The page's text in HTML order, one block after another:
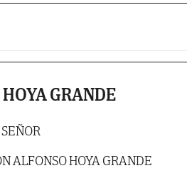
GRANDE
ALFONSO HOYA GRANDE